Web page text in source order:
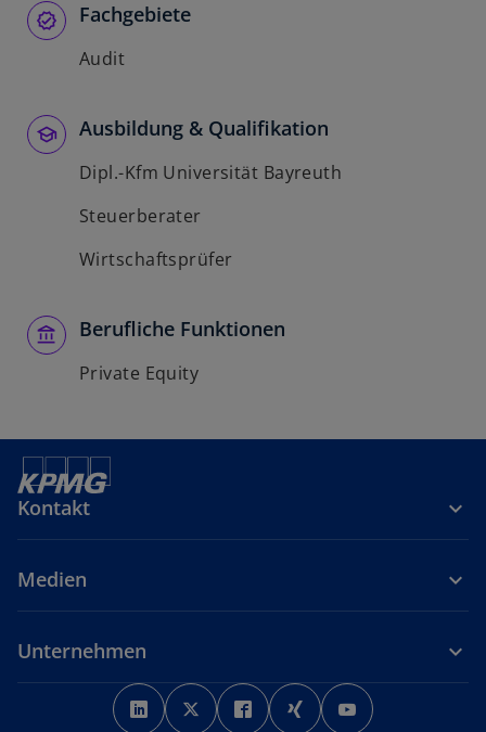
Fachgebiete
Audit
Ausbildung & Qualifikation
Dipl.-Kfm Universität Bayreuth
Steuerberater
Wirtschaftsprüfer
Berufliche Funktionen
Private Equity
Kontakt
Medien
Unternehmen
w
i
w
i
w
i
w
i
i